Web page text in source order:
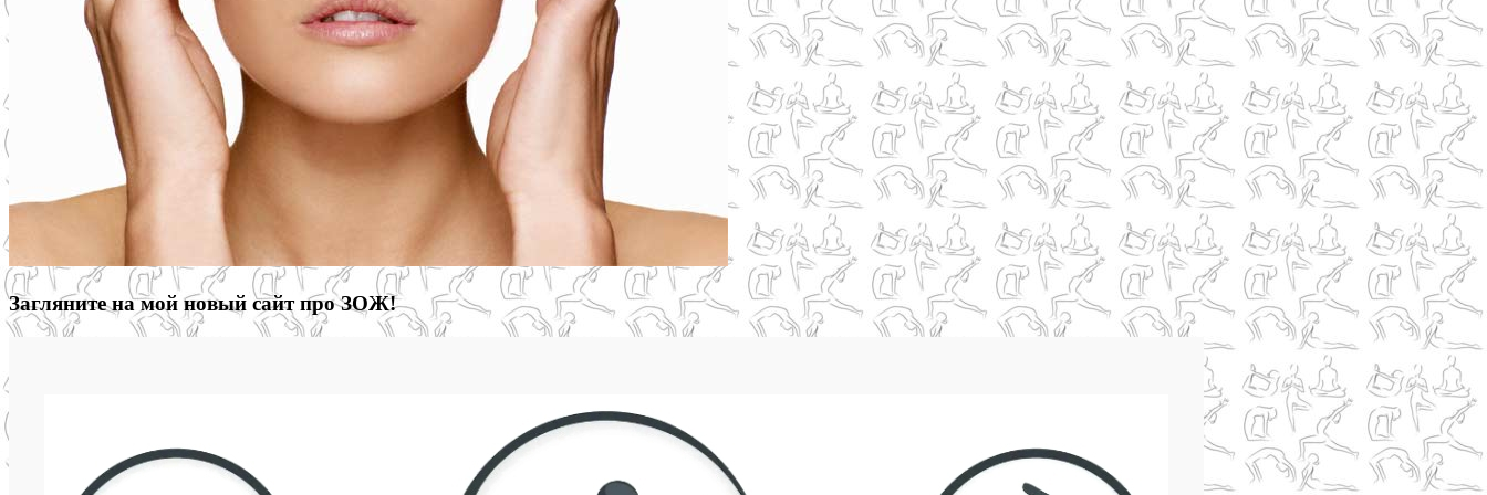
Загляните на мой новый сайт про ЗОЖ!